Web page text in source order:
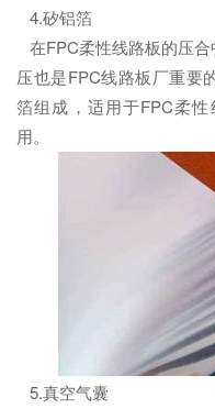
4.矽铝箔
在FPC柔性线路板的压
压也是FPC线路板厂重要
箔组成，适用于FPC柔
用。
5.真空气囊